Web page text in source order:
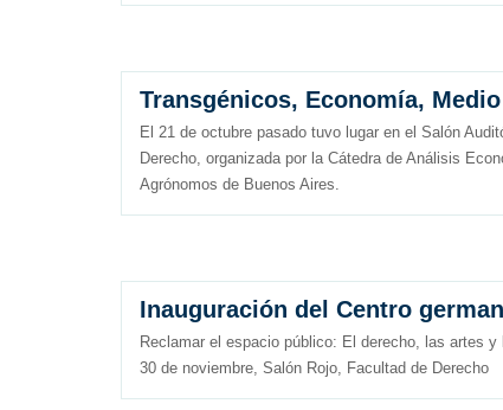
Transgénicos, Economía,
El 21 de octubre pasado tuvo lugar en el Salón
Derecho, organizada por la Cátedra de Análisis
Agrónomos de Buenos Aires.
Inauguración del Centro
Reclamar el espacio público: El derecho, las artes y
30 de noviembre, Salón Rojo, Facultad de Derecho